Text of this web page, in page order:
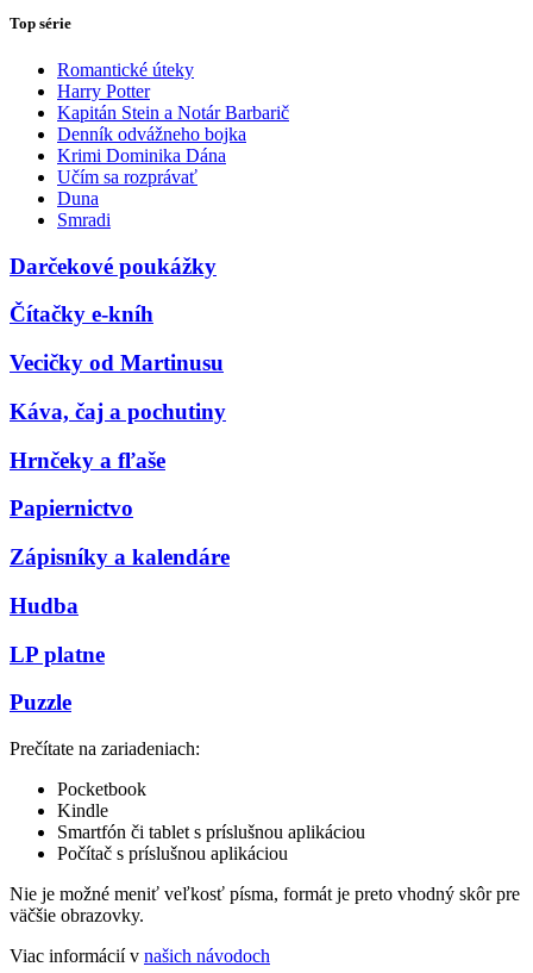
Top série
Romantické úteky
Harry Potter
Kapitán Stein a Notár Barbarič
Denník odvážneho bojka
Krimi Dominika Dána
Učím sa rozprávať
Duna
Smradi
Darčekové poukážky
Čítačky e-kníh
Vecičky od Martinusu
Káva, čaj a pochutiny
Hrnčeky a fľaše
Papiernictvo
Zápisníky a kalendáre
Hudba
LP platne
Puzzle
Prečítate na zariadeniach:
Pocketbook
Kindle
Smartfón či tablet s príslušnou aplikáciou
Počítač s príslušnou aplikáciou
Nie je možné meniť veľkosť písma, formát je preto vhodný skôr pre
väčšie obrazovky.
Viac informácií v našich návodoch